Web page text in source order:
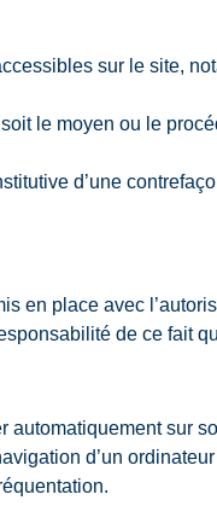
sur le site,
le moyen ou le
d’une
en place avec
de ce fait
automatiquement sur
d’un